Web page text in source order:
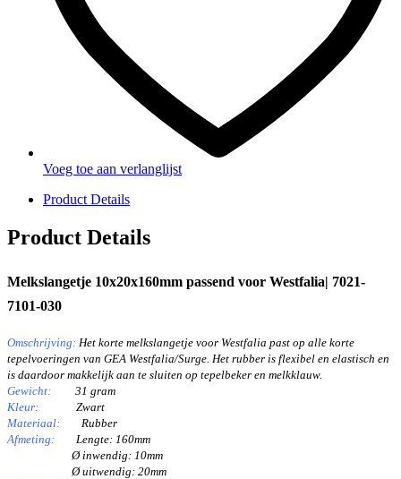
Voeg toe aan verlanglijst
Product Details
Product Details
Melkslangetje 10x20x160mm passend voor Westfalia| 7021-
7101-030
Omschrijving : Het korte melkslangetje voor Westfalia past op alle korte
tepelvoeringen van GEA Westfalia/Surge. Het rubber is flexibel en elastisch en
is daardoor makkelijk aan te sluiten op tepelbeker en melkklauw.
Gewicht:
31 gram
Kleur: Zwart
Materiaal: Rubber
Afmeting:
Lengte: 160mm
Ø inwendig: 10mm
Ø uitwendig: 20mm